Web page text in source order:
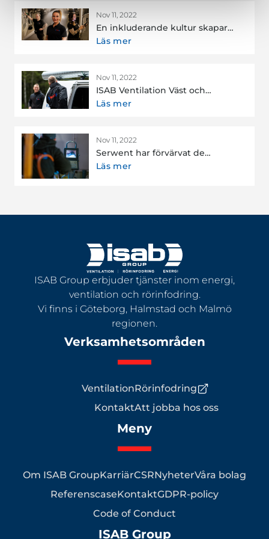
Nov 11, 2022
En inkluderande kultur skapar
starkare team
Läs mer
Nov 11, 2022
ISAB Ventilation Väst och
Luftfördelarna fortsatt
Läs mer
Nov 11, 2022
Serwent har förvärvat de
svenska verksamheterna
Läs mer
ISAB Group erbjuder tjänster inom energi,
ventilation och rörinfodring.
Vi finns i Göteborg, Halmstad och Malmö
regionen.
Verksamhetsområden
VentilationRörinfodring
KontaktAtt jobba hos oss
Meny
Om ISAB GroupKarriärCSRNyheterVåra bolag
ReferenscaseKontaktGDPR-policy
Code of Conduct
ISAB Group